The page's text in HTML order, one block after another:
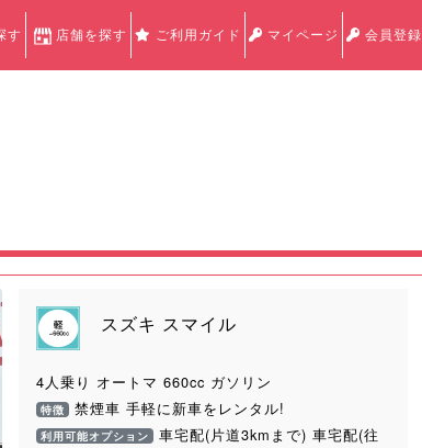
す 店舗を探す ご利用ガイド マイページ 会員登録
スズキ スマイル
4人乗り オートマ 660cc ガソリン
特徴 禁煙車 手軽に新車をレンタル!
利用可能オプション 車宅配(片道3kmまで) 車宅配(往